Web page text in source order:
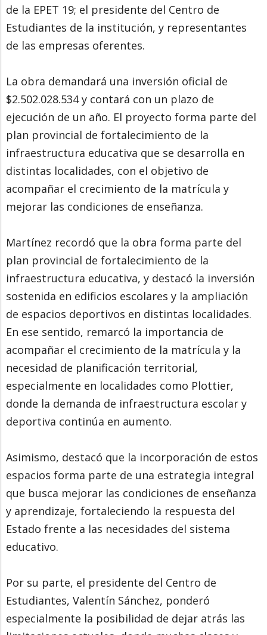
de la EPET 19; el presidente del Centro de
Estudiantes de la institución, y representantes
de las empresas oferentes.
La obra demandará una inversión oficial de
$2.502.028.534 y contará con un plazo de
ejecución de un año. El proyecto forma parte del
plan provincial de fortalecimiento de la
infraestructura educativa que se desarrolla en
distintas localidades, con el objetivo de
acompañar el crecimiento de la matrícula y
mejorar las condiciones de enseñanza.
Martínez recordó que la obra forma parte del
plan provincial de fortalecimiento de la
infraestructura educativa, y destacó la inversión
sostenida en edificios escolares y la ampliación
de espacios deportivos en distintas localidades.
En ese sentido, remarcó la importancia de
acompañar el crecimiento de la matrícula y la
necesidad de planificación territorial,
especialmente en localidades como Plottier,
donde la demanda de infraestructura escolar y
deportiva continúa en aumento.
Asimismo, destacó que la incorporación de estos
espacios forma parte de una estrategia integral
que busca mejorar las condiciones de enseñanza
y aprendizaje, fortaleciendo la respuesta del
Estado frente a las necesidades del sistema
educativo.
Por su parte, el presidente del Centro de
Estudiantes, Valentín Sánchez, ponderó
especialmente la posibilidad de dejar atrás las